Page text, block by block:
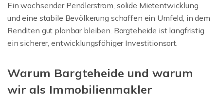
Ein wachsender Pendlerstrom, solide Mietentwicklung
und eine stabile Bevölkerung schaffen ein Umfeld, in dem
Renditen gut planbar bleiben. Bargteheide ist langfristig
ein sicherer, entwicklungsfähiger Investitionsort.
Warum Bargteheide und warum
wir als Immobilienmakler